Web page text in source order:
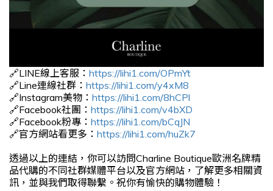
🔗LINE線上客服： https://lihi1.com/OPmYt
🔗Line連線社群： https://lihi1.com/y4xM8
🔗Instagram美物： https://lihi1.com/8hCPl
🔗Facebook社團： https://lihi1.com/v4bXD
🔗Facebook粉專： https://lihi1.com/bCqJN
🔗官方網站看更多： https://lihi1.com/huZk7
透過以上的連結，你可以訪問Charline Boutique歐洲名牌精
品代購的不同社群媒體平台以及官方網站，了解更多相關資
訊，並與我們取得聯繫。祝你有愉快的購物體驗！